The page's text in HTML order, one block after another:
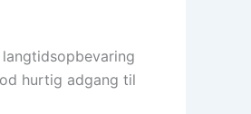
hurtig adgang til